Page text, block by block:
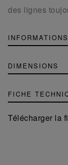
des lignes
INFORMATIONS
DIMENSIONS
FICHE
Télécharger la